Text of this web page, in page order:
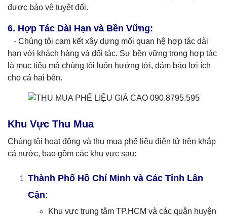
được bảo vệ tuyệt đối.
6. Hợp Tác Dài Hạn và Bền Vững:
- Chúng tôi cam kết xây dựng mối quan hệ hợp tác dài
hạn với khách hàng và đối tác. Sự bền vững trong hợp tác
là mục tiêu mà chúng tôi luôn hướng tới, đảm bảo lợi ích
cho cả hai bên.
Khu Vực Thu Mua
Chúng tôi hoạt động và thu mua phế liệu điện tử trên khắp
cả nước, bao gồm các khu vực sau:
Thành Phố Hồ Chí Minh và Các Tỉnh Lân
Cận:
Khu vực trung tâm TP.HCM và các quận huyện